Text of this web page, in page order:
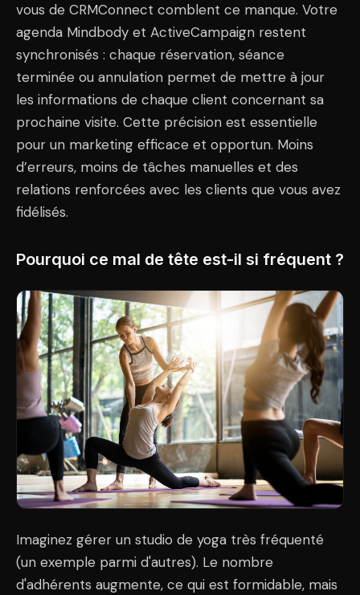
vous de CRMConnect comblent ce manque. Votre
agenda Mindbody et ActiveCampaign restent
synchronisés : chaque réservation, séance
terminée ou annulation permet de mettre à jour
les informations de chaque client concernant sa
prochaine visite. Cette précision est essentielle
pour un marketing efficace et opportun. Moins
d’erreurs, moins de tâches manuelles et des
relations renforcées avec les clients que vous avez
fidélisés.
Pourquoi ce mal de tête est-il si fréquent ?
Imaginez gérer un studio de yoga très fréquenté
(un exemple parmi d'autres). Le nombre
d'adhérents augmente, ce qui est formidable, mais